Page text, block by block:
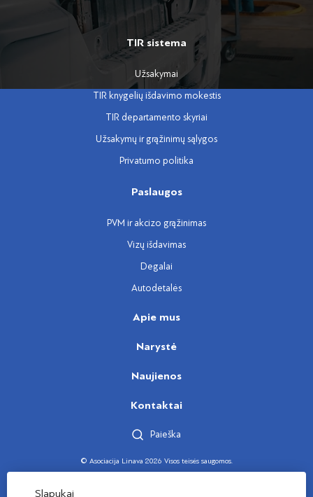
TIR sistema
Užsakymai
TIR knygelių išdavimo mokestis
TIR departamento skyriai
Užsakymų ir grąžinimų sąlygos
Privatumo politika
Paslaugos
PVM ir akcizo grąžinimas
Vizų išdavimas
Degalai
Autodetalės
Apie mus
Narystė
Naujienos
Kontaktai
Paieška
© Asociacija Linava 2026 Visos teisės saugomos.
Slapukai